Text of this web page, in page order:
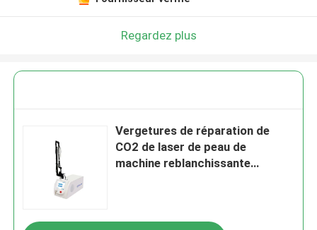
Regardez plus
Vergetures de réparation de
CO2 de laser de peau de
machine reblanchissante